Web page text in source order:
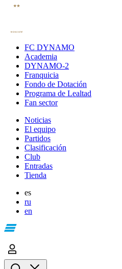
FC DYNAMO
Academia
DYNAMO-2
Franquicia
Fondo de Dotación
Programa de Lealtad
Fan sector
Noticias
El equipo
Partidos
Clasificación
Club
Entradas
Tienda
es
ru
en